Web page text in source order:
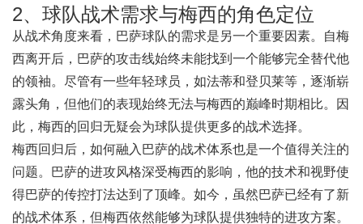
2、球队战术需求与梅西的角色定位
从战术角度来看，巴萨球队的需求是另一个重要因素。自梅
西离开后，巴萨的攻击线始终未能找到一个能够完全替代他
的领袖。尽管有一些年轻球员，如法蒂和登贝莱等，逐渐崭
露头角，但他们的表现始终无法与梅西的巅峰时期相比。因
此，梅西的回归无疑会为球队提供更多的战术选择。
梅西回归后，如何融入巴萨的战术体系也是一个值得关注的
问题。巴萨的进攻风格深受梅西的影响，他的技术和视野使
得巴萨的传控打法达到了顶峰。如今，虽然巴萨已经有了新
的战术体系，但梅西依然能够为球队提供独特的进攻方案。